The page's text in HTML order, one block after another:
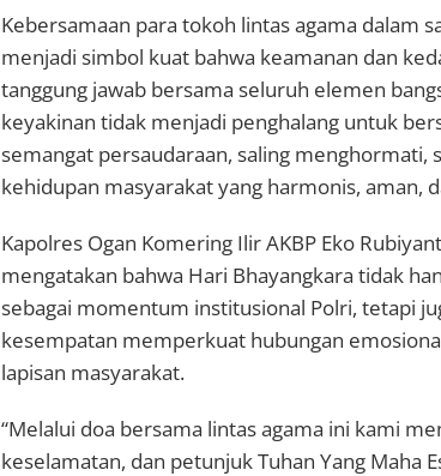
Kebersamaan para tokoh lintas agama dalam
menjadi simbol kuat bahwa keamanan dan
tanggung jawab bersama seluruh elemen
keyakinan tidak menjadi penghalang untuk
semangat persaudaraan, saling menghormati,
kehidupan masyarakat yang harmonis, aman,
Kapolres Ogan Komering Ilir AKBP Eko
mengatakan bahwa Hari Bhayangkara tidak
sebagai momentum institusional Polri, tetapi
kesempatan memperkuat hubungan
lapisan masyarakat.
“Melalui doa bersama lintas agama ini kami
keselamatan, dan petunjuk Tuhan Yang Maha